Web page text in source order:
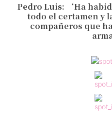
Pedro Luis: ‘Ha
todo el certamen y
compañeros que